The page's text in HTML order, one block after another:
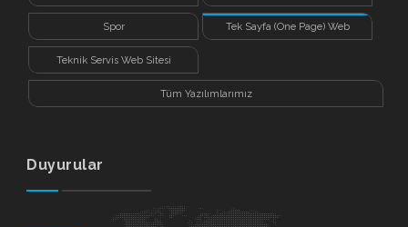
Spor Tek Sayfa (One Page) Web
Teknik Servis Web Sitesi
Tüm Yazılımlarımız
Duyurular